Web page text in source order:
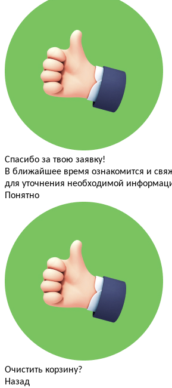
Спасибо за твою заявку!
В ближайшее время ознакомится и
для уточнения необходимой
Понятно
Очистить корзину?
Назад